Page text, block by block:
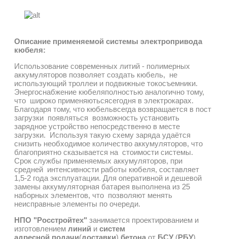
Описание применяемой системы электропривода
кюбеля:
Использование современных литий - полимерных
аккумуляторов позволяет создать кюбель, не
использующий троллеи и подвижные токосъемники.
Энергоснабжение кюбеляполностью аналогично тому,
что широко применяютьсясегодня в электрокарах.
Благодаря тому, что кюбельвсегда возвращается в пост
загрузки появляться возможность установить
зарядное устройство непосредственно в месте
загрузки. Используя такую схему заряда удаётся
снизить необходимое количество аккумуляторов, что
благоприятно сказывается на стоимости системы.
Срок службы применяемых аккумуляторов, при
средней интенсивности работы кюбеля, составляет
1,5-2 года эксплуатации. Для оперативной и дешевой
замены аккумуляторная батарея выполнена из 25
наборных элементов, что позволяют менять
неисправные элементы по очереди.
НПО "Росстройтех" занимается проектированием и
изготовлением линий и систем
адресной подачи(доставки) бетона от БСУ (РБУ)